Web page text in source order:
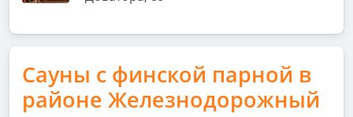
Сауны с финской парной в
районе Железнодорожный